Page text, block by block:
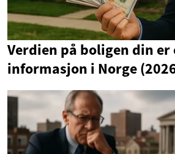
Verdien på boligen din
informasjon i Norge